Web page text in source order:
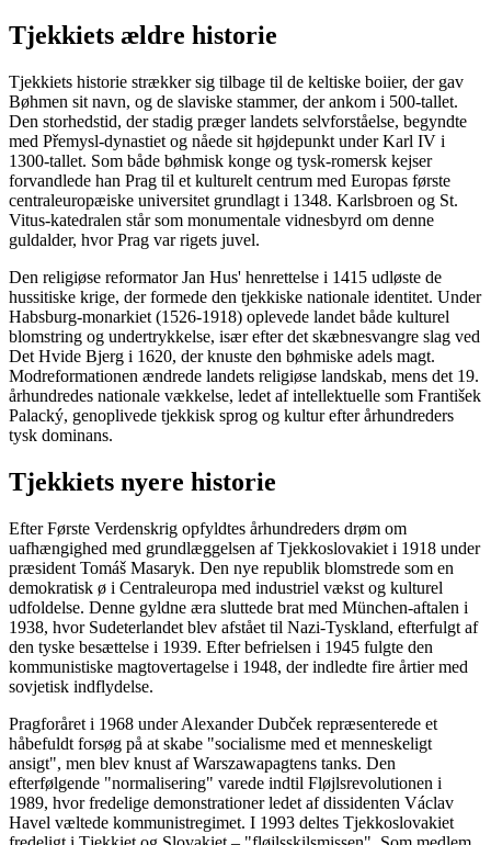
Tjekkiets ældre historie
Tjekkiets historie strækker sig tilbage til de keltiske boiier, der gav
Bøhmen sit navn, og de slaviske stammer, der ankom i 500-tallet.
Den storhedstid, der stadig præger landets selvforståelse, begyndte
med Přemysl-dynastiet og nåede sit højdepunkt under Karl IV i
1300-tallet. Som både bøhmisk konge og tysk-romersk kejser
forvandlede han Prag til et kulturelt centrum med Europas første
centraleuropæiske universitet grundlagt i 1348. Karlsbroen og St.
Vitus-katedralen står som monumentale vidnesbyrd om denne
guldalder, hvor Prag var rigets juvel.
Den religiøse reformator Jan Hus' henrettelse i 1415 udløste de
hussitiske krige, der formede den tjekkiske nationale identitet. Under
Habsburg-monarkiet (1526-1918) oplevede landet både kulturel
blomstring og undertrykkelse, især efter det skæbnesvangre slag ved
Det Hvide Bjerg i 1620, der knuste den bøhmiske adels magt.
Modreformationen ændrede landets religiøse landskab, mens det 19.
århundredes nationale vækkelse, ledet af intellektuelle som František
Palacký, genoplivede tjekkisk sprog og kultur efter århundreders
tysk dominans.
Tjekkiets nyere historie
Efter Første Verdenskrig opfyldtes århundreders drøm om
uafhængighed med grundlæggelsen af Tjekkoslovakiet i 1918 under
præsident Tomáš Masaryk. Den nye republik blomstrede som en
demokratisk ø i Centraleuropa med industriel vækst og kulturel
udfoldelse. Denne gyldne æra sluttede brat med München-aftalen i
1938, hvor Sudeterlandet blev afstået til Nazi-Tyskland, efterfulgt af
den tyske besættelse i 1939. Efter befrielsen i 1945 fulgte den
kommunistiske magtovertagelse i 1948, der indledte fire årtier med
sovjetisk indflydelse.
Pragforåret i 1968 under Alexander Dubček repræsenterede et
håbefuldt forsøg på at skabe "socialisme med et menneskeligt
ansigt", men blev knust af Warszawapagtens tanks. Den
efterfølgende "normalisering" varede indtil Fløjlsrevolutionen i
1989, hvor fredelige demonstrationer ledet af dissidenten Václav
Havel væltede kommunistregimet. I 1993 deltes Tjekkoslovakiet